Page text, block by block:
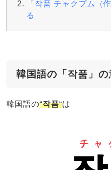
「작품 チャクプム（
る
韓国語の「작품」の
韓国語の“작품“は